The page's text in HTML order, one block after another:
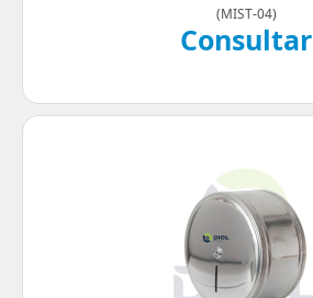
(MIST-04)
Consultar